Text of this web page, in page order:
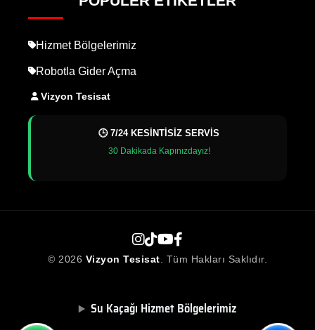
Hizmet Bölgelerimiz
Robotla Gider Açma
Vizyon Tesisat
🕒 7/24 KESİNTİSİZ SERVİS
30 Dakikada Kapınızdayız!
© 2026 Vizyon Tesisat . Tüm Hakları Saklıdır.
Su Kaçağı Hizmet Bölgelerimiz